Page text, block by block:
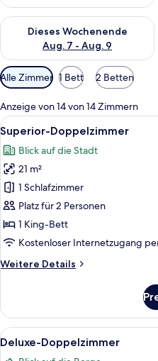
Dieses Wochenende
Aug. 7 - Aug. 9
Überprüfe die Verfügbarkeit
Verfügbare
Filter
für
Zimmer
Alle Zimmer 1 Bett 2 Betten
Anzeige von 14 von 14 Zimmern
Alle
Fotos
für
Superior-
Doppelzimmer
anzeigen
4
Superior-Doppelzimmer
Blick auf die Stadt
21 m²
1 Schlafzimmer
Platz für 2 Personen
1 King-Bett
Kostenloser Internetzugang
Weitere Details
Weitere
Doppelzimmer
Alle
Fotos
5
Deluxe-Doppelzimmer